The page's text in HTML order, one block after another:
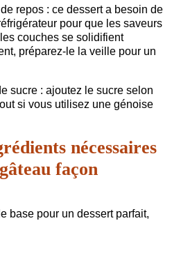
repos : ce dessert a besoin de
pour que les saveurs
couches se solidifient
préparez-le la veille pour un
sucre : ajoutez le sucre selon
si vous utilisez une génoise
nécessaires
façon
base pour un dessert parfait,